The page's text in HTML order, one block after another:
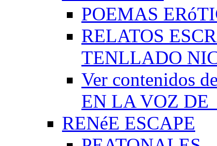
POEMAS
RELATOS
TENLLADO
Ver contenidos
EN LA VOZ DE
RENéE ESCAPE